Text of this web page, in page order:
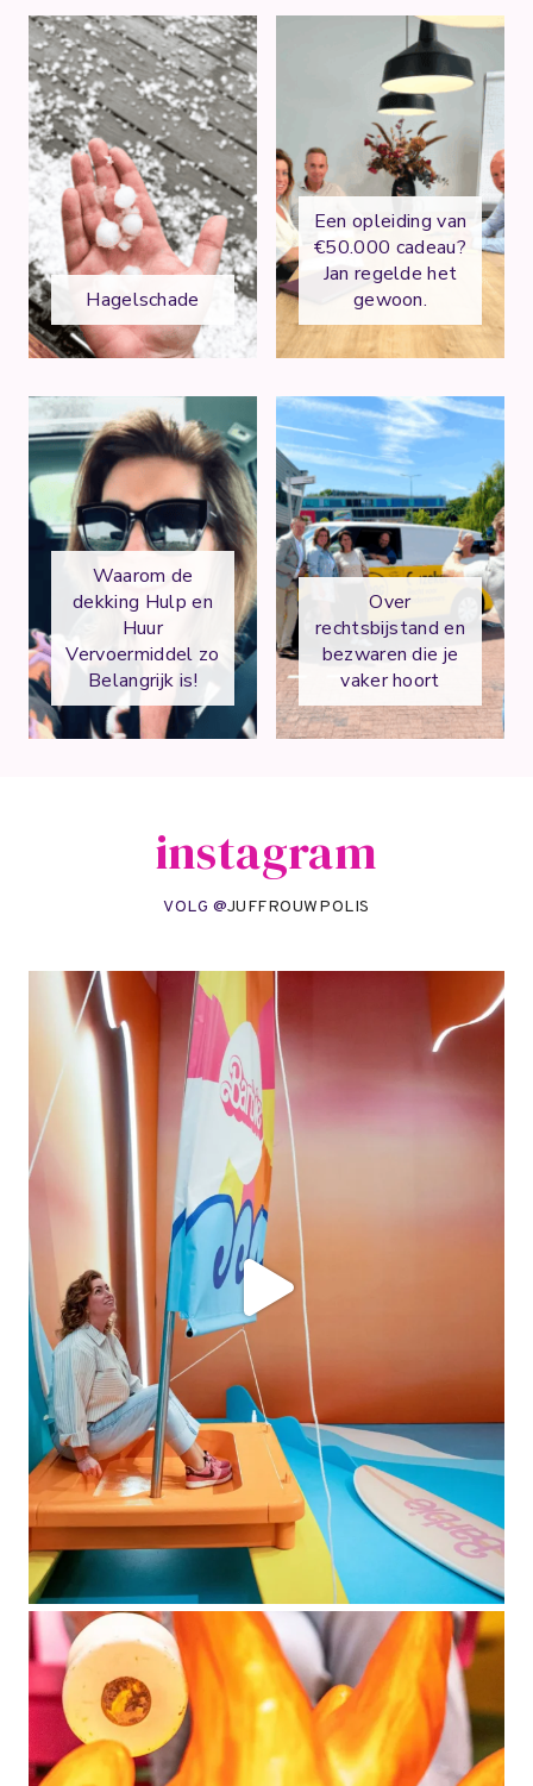
Hagelschade
Een opleiding van
€50.000 cadeau?
Jan regelde het
gewoon.
Waarom de
dekking Hulp en
Huur
Vervoermiddel zo
Belangrijk is!
Over
rechtsbijstand en
bezwaren die je
vaker hoort
instagram
VOLG @JUFFROUWPOLIS